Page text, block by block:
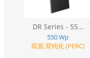
DR Series - 55...
550 Wp
双面,背钝化 (PERC)